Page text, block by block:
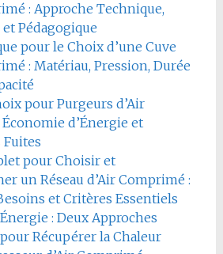
: Approche Technique,
Pédagogique
pour le Choix d’une Cuve
: Matériau, Pression, Durée
pour Purgeurs d’Air
d’Énergie et
Fuites
pour Choisir et
un Réseau d’Air Comprimé :
et Critères Essentiels
: Deux Approches
Récupérer la Chaleur